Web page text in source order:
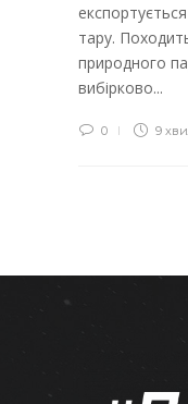
тару.
природного
вибірково...
0 9